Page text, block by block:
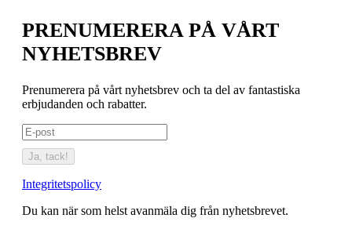
PRENUMERERA PÅ VÅRT
NYHETSBREV
Prenumerera på vårt nyhetsbrev och ta del av fantastiska
erbjudanden och rabatter.
Ja, tack!
Integritetspolicy
Du kan när som helst avanmäla dig från nyhetsbrevet.